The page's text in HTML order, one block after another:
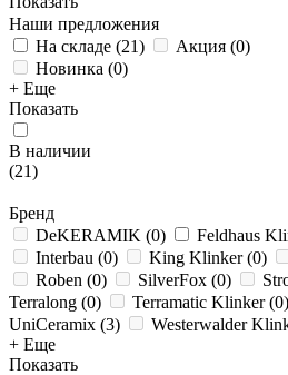
Наши предложения
На складе (21) Акция (0)
Новинка (0)
+ Еще
Показать
В наличии
(21)
Бренд
DeKERAMIK (0) Feldhaus
Interbau (0) King Klinker(0)
Roben (0) SilverFox (0)
Terralong (0) Terramatic Klinker(0)
UniCeramix (3) Westerwalder
+ Еще
Показать